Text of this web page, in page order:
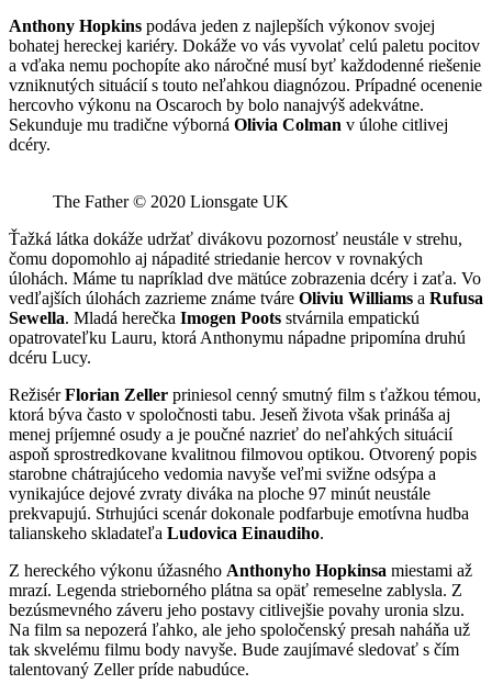
Anthony Hopkins podáva jeden z najlepších výkonov svojej
bohatej hereckej kariéry. Dokáže vo vás vyvolať celú paletu pocitov
a vďaka nemu pochopíte ako náročné musí byť každodenné riešenie
vzniknutých situácií s touto neľahkou diagnózou. Prípadné ocenenie
hercovho výkonu na Oscaroch by bolo nanajvýš adekvátne.
Sekunduje mu tradične výborná Olivia Colman v úlohe citlivej
dcéry.
The Father © 2020 Lionsgate UK
Ťažká látka dokáže udržať divákovu pozornosť neustále v strehu,
čomu dopomohlo aj nápadité striedanie hercov v rovnakých
úlohách. Máme tu napríklad dve mätúce zobrazenia dcéry i zaťa. Vo
vedľajších úlohách zazrieme známe tváre Oliviu Williams a Rufusa
Sewella. Mladá herečka Imogen Poots stvárnila empatickú
opatrovateľku Lauru, ktorá Anthonymu nápadne pripomína druhú
dcéru Lucy.
RežisérFlorian Zeller priniesol cenný smutný film s ťažkou témou,
ktorá býva často v spoločnosti tabu. Jeseň života však prináša aj
menej príjemné osudy a je poučné nazrieť do neľahkých situácií
aspoň sprostredkovane kvalitnou filmovou optikou. Otvorený popis
starobne chátrajúceho vedomia navyše veľmi svižne odsýpa a
vynikajúce dejové zvraty diváka na ploche 97 minút neustále
prekvapujú. Strhujúci scenár dokonale podfarbuje emotívna hudba
talianskeho skladateľa Ludovica Einaudiho.
Z hereckého výkonu úžasného Anthonyho Hopkinsa miestami až
mrazí. Legenda strieborného plátna sa opäť remeselne zablysla. Z
bezúsmevného záveru jeho postavy citlivejšie povahy uronia slzu.
Na film sa nepozerá ľahko, ale jeho spoločenský presah naháňa už
tak skvelému filmu body navyše. Bude zaujímavé sledovať s čím
talentovaný Zeller príde nabudúce.